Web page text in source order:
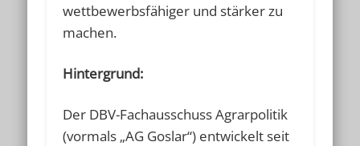
wettbewerbsfähiger und stärker zu
machen.
Hintergrund:
Der DBV-Fachausschuss Agrarpolitik
(vormals „AG Goslar“) entwickelt seit